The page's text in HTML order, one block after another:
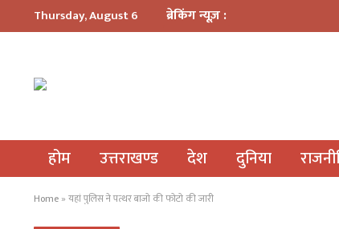
Thursday, August 6 ब्रेकिंग न्यूज़ :
होम उत्तराखण्ड देश दुनिया
Home » यहां पुलिस ने पत्थर बाजो की फोटो की जारी